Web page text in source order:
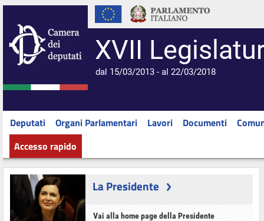
XVII
dal 15/03/2013 - al 22/03/2018
Deputati Organi Parlamentari Lavori Documenti
Accesso rapido
La Presidente
Vai alla home page della Presidente